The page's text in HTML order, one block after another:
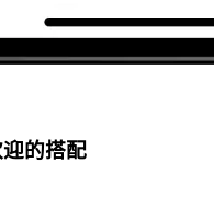
的搭配